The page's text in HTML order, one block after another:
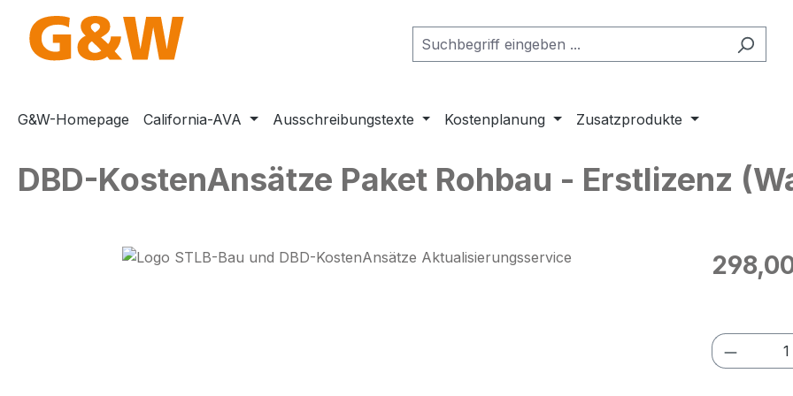
Hauptinhalt springen
Zur Suche springen
Zur Hauptnavigation springen
G&W-Homepage California-AVA Ausschreibungstexte Kostenplanung Zusatzprodukte
DBD-KostenAnsätze Paket Rohbau - Erstlizenz
Bildergalerie überspringen Regulärer